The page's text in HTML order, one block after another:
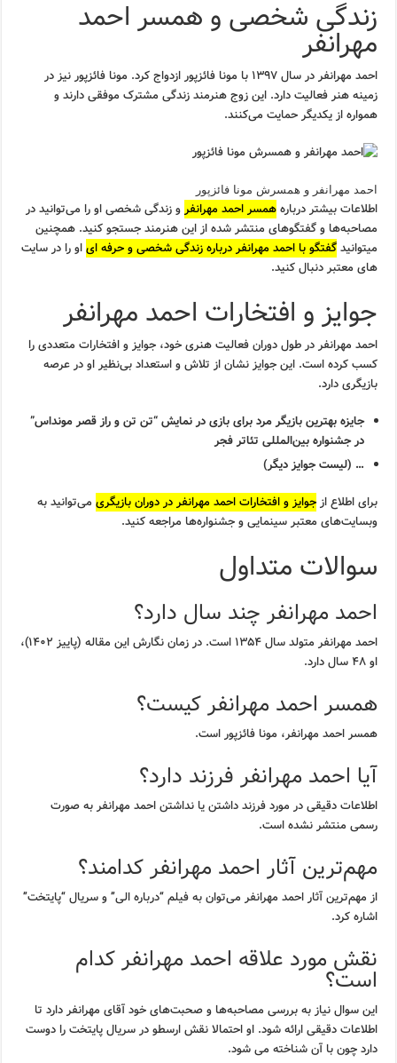
زندگی شخصی و همسر احمد
مهرانفر
احمد مهرانفر در سال ۱۳۹۷ با مونا فائزپور ازدواج کرد. مونا فائزپور نیز در
زمینه هنر فعالیت دارد. این زوج هنرمند زندگی مشترک موفقی دارند و
همواره از یکدیگر حمایت می‌کنند.
احمد مهرانفر و همسرش مونا فائزپور
اطلاعات بیشتر دربارههمسر احمد مهرانفرو زندگی شخصی او را می‌توانید در
مصاحبه‌ها و گفتگوهای منتشر شده از این هنرمند جستجو کنید. همچنین
میتوانیدگفتگو با احمد مهرانفر درباره زندگی شخصی و حرفه ایاو را در سایت
های معتبر دنبال کنید.
جوایز و افتخارات احمد مهرانفر
احمد مهرانفر در طول دوران فعالیت هنری خود، جوایز و افتخارات متعددی را
کسب کرده است. این جوایز نشان از تلاش و استعداد بی‌نظیر او در عرصه
بازیگری دارد.
جایزه بهترین بازیگر مرد برای بازی در نمایش “تن تن و راز قصر مونداس”
در جشنواره بین‌المللی تئاتر فجر
… (لیست جوایز دیگر)
برای اطلاع ازجوایز و افتخارات احمد مهرانفر در دوران بازیگری می‌توانید به
وبسایت‌های معتبر سینمایی و جشنواره‌ها مراجعه کنید.
سوالات متداول
احمد مهرانفر چند سال دارد؟
احمد مهرانفر متولد سال ۱۳۵۴ است. در زمان نگارش این مقاله (پاییز ۱۴۰۲)،
او ۴۸ سال دارد.
همسر احمد مهرانفر کیست؟
همسر احمد مهرانفر، مونا فائزپور است.
آیا احمد مهرانفر فرزند دارد؟
اطلاعات دقیقی در مورد فرزند داشتن یا نداشتن احمد مهرانفر به صورت
رسمی منتشر نشده است.
مهم‌ترین آثار احمد مهرانفر کدامند؟
از مهم‌ترین آثار احمد مهرانفر می‌توان به فیلم “درباره الی” و سریال “پایتخت”
اشاره کرد.
نقش مورد علاقه احمد مهرانفر کدام
است؟
این سوال نیاز به بررسی مصاحبه‌ها و صحبت‌های خود آقای مهرانفر دارد تا
اطلاعات دقیقی ارائه شود. او احتمالا نقش ارسطو در سریال پایتخت را دوست
دارد چون با آن شناخته می شود.